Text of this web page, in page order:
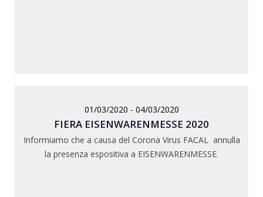
01/03/2020 - 04/03/2020
FIERA EISENWARENMESSE 2020
Informiamo che a causa del Corona Virus FACAL annulla
la presenza espositiva a EISENWARENMESSE.